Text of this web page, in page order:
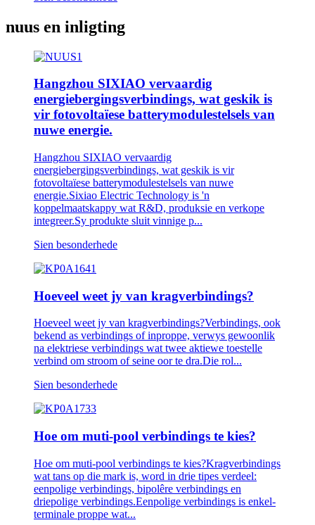
nuus en inligting
Hangzhou SIXIAO vervaardig
energiebergingsverbindings, wat geskik is
vir fotovoltaïese batterymodulestelsels van
nuwe energie.
Hangzhou SIXIAO vervaardig
energiebergingsverbindings, wat geskik is vir
fotovoltaïese batterymodulestelsels van nuwe
energie.Sixiao Electric Technology is 'n
koppelmaatskappy wat R&D, produksie en verkope
integreer.Sy produkte sluit vinnige p...
Sien besonderhede
Hoeveel weet jy van kragverbindings?
Hoeveel weet jy van kragverbindings?Verbindings, ook
bekend as verbindings of inproppe, verwys gewoonlik
na elektriese verbindings wat twee aktiewe toestelle
verbind om stroom of seine oor te dra.Die rol...
Sien besonderhede
Hoe om muti-pool verbindings te kies?
Hoe om muti-pool verbindings te kies?Kragverbindings
wat tans op die mark is, word in drie tipes verdeel:
eenpolige verbindings, bipolêre verbindings en
driepolige verbindings.Eenpolige verbindings is enkel-
terminale proppe wat...